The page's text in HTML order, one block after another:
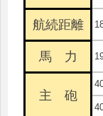
航続距離
馬 力
主 砲